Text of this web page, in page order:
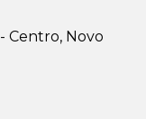
Centro, Novo